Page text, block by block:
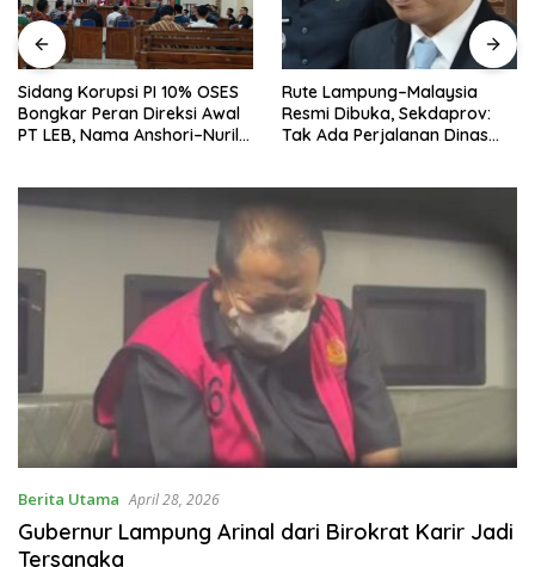
Sidang Korupsi PI 10% OSES
Bongkar Peran Direksi Awal
PT LEB, Nama Anshori–Nuril
Rute Lampung–Malaysia
Resmi Dibuka, Sekdaprov:
Tak Ada Perjalanan Dinas
Berita Utama April 28, 2026
Gubernur Lampung Arinal dari Birokrat Karir Jadi
Tersangka